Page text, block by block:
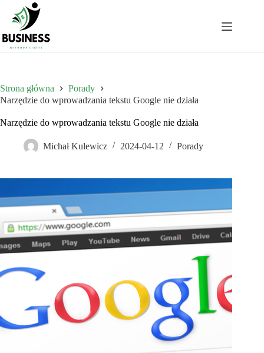
Przejdź
treści
Strona główna
Porady
Narzędzie do wprowadzania tekstu Google nie działa
Narzędzie do wprowadzania tekstu Google nie działa
Michał Kulewicz 2024-04-12 Porady